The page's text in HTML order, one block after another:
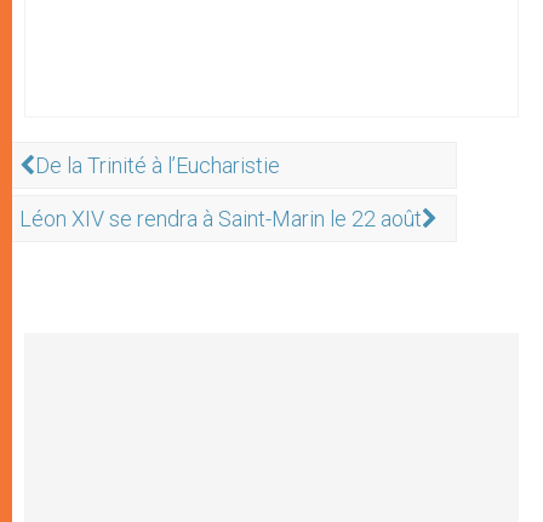
De la Trinité à l’Eucharistie
Léon XIV se rendra à Saint-Marin le 22 août